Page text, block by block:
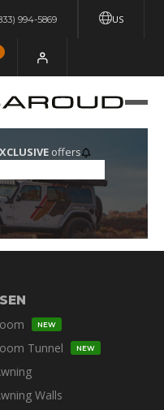
US
994-5869
offers
NEW
Tunnel NEW
Walls